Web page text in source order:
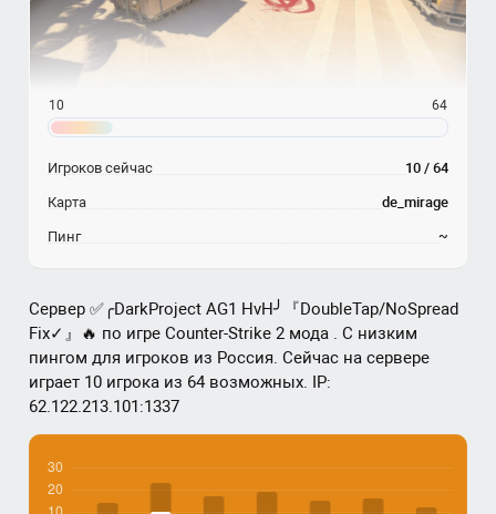
Сервер ✅╭DarkProject AG1 HvH╯『DoubleTap/NoSpread
Fix✓』🔥 по игре Counter-Strike 2 мода . С низким
пингом для игроков из Россия. Сейчас на сервере
играет 10 игрока из 64 возможных. IP:
62.122.213.101:1337
10 64
Игроков сейчас 10 / 64
Карта de_mirage
Пинг ~